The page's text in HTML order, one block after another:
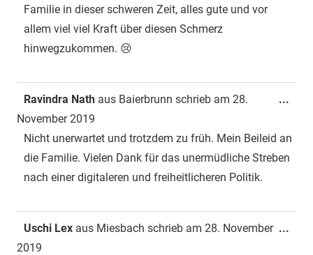
Familie in dieser schweren Zeit, alles gute und vor
allem viel viel Kraft über diesen Schmerz
hinwegzukommen. 😢
Ravindra Nath aus Baierbrunn schrieb am 28.
November 2019
Nicht unerwartet und trotzdem zu früh. Mein Beileid an
die Familie. Vielen Dank für das unermüdliche Streben
nach einer digitaleren und freiheitlicheren Politik.
...
Uschi Lex aus Miesbach schrieb am 28. November
2019
...